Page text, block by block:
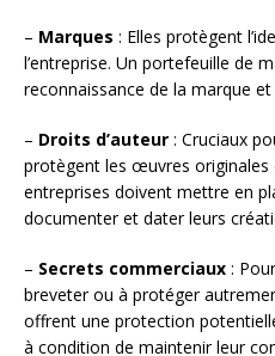
– Marques : Elles protègent
l’entreprise. Un portefeuille de
reconnaissance de la marque
– Droits d’auteur : Cruciaux
protègent les œuvres originales
entreprises doivent mettre en
documenter et dater leurs
– Secrets commerciaux :
breveter ou à protéger
offrent une protection
à condition de maintenir leur